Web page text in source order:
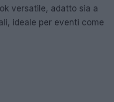
versatile, adatto sia a
ideale per eventi come